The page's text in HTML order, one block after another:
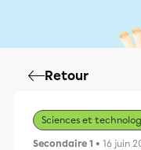
Retour
Sciences et
Secondaire 1 • 16 juin